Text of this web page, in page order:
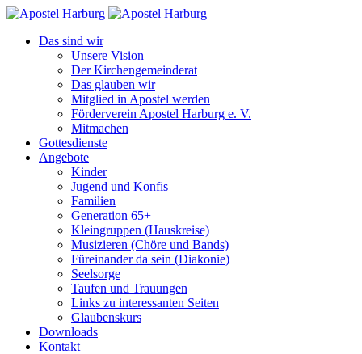
Das sind wir
Unsere Vision
Der Kirchengemeinderat
Das glauben wir
Mitglied in Apostel werden
Förderverein Apostel Harburg e. V.
Mitmachen
Gottesdienste
Angebote
Kinder
Jugend und Konfis
Familien
Generation 65+
Kleingruppen (Hauskreise)
Musizieren (Chöre und Bands)
Füreinander da sein (Diakonie)
Seelsorge
Taufen und Trauungen
Links zu interessanten Seiten
Glaubenskurs
Downloads
Kontakt